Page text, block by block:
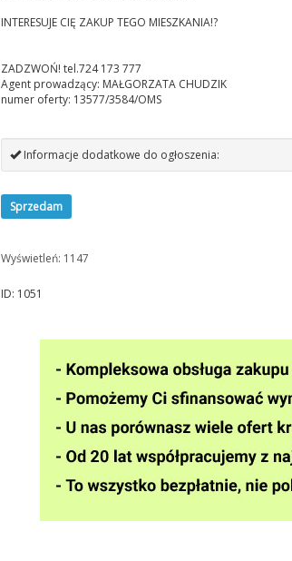
INTERESUJE CIĘ ZAKUP TEGO MIESZKANIA!?
ZADZWOŃ! tel.724 173 777
Agent prowadzący: MAŁGORZATA CHUDZIK
numer oferty: 13577/3584/OMS
Informacje dodatkowe do ogłoszenia:
Sprzedam
Wyświetleń: 1147
ID: 1051